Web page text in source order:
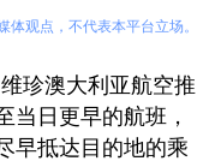
观点，不代表本平台立场。
珍澳大利亚航空推
当日更早的航班，
早抵达目的地的乘